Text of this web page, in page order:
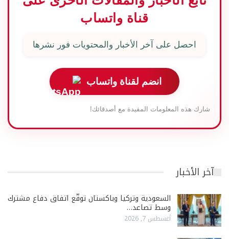
قناة واتساب
احصل على آخر الأخبار والمحتويات فور نشرها
انضم لقناة واتساب
شارك هذه المعلومات المفيدة مع أصدقائك!
آخر الأخبار
السعودية وتركيا وباكستان توقّع اتفاق دفاع مشترك
وسط تصاعد…
أغسطس 7, 2026